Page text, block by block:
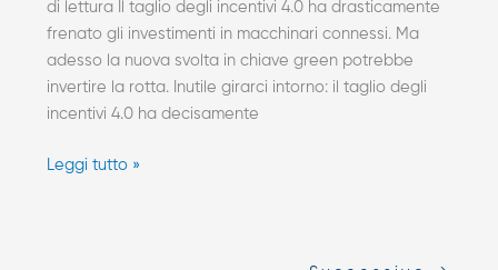
di lettura Il taglio degli incentivi 4.0 ha drasticamente
frenato gli investimenti in macchinari connessi. Ma
adesso la nuova svolta in chiave green potrebbe
invertire la rotta. Inutile girarci intorno: il taglio degli
incentivi 4.0 ha decisamente
Leggi tutto »